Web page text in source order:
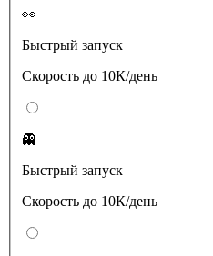
👀
Быстрый запуск
Скорость до 10К/день
👻
Быстрый запуск
Скорость до 10К/день